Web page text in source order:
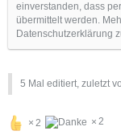
einverstanden, dass
übermittelt werden.
Datenschutzerklärung
5 Mal editiert, zuletzt
2 2